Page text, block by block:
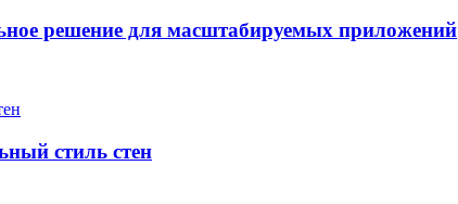
решение для масштабируемых приложений
стиль стен